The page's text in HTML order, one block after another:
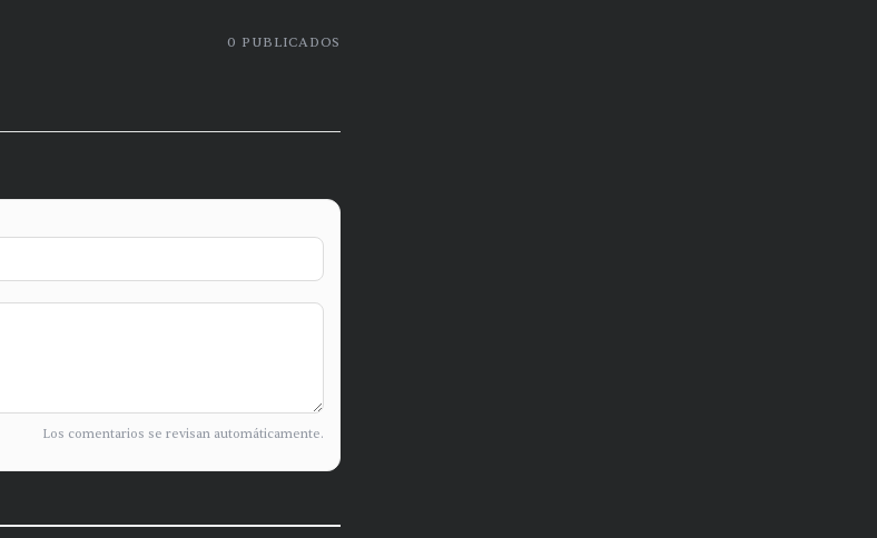
0 PUBLICADOS
Los comentarios se revisan automáticamente.